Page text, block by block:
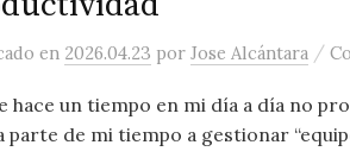
en 2026.04.23 por Jose Alcántara /
hace un tiempo en mi día a día no
parte de mi tiempo a gestionar